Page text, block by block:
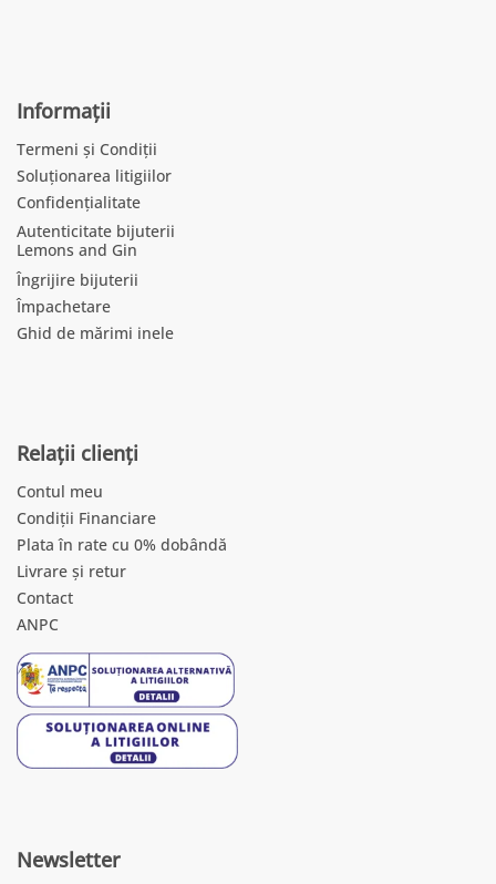
Informații
Termeni și Condiții
Soluționarea litigiilor
Confidențialitate
Autenticitate bijuterii
Lemons and Gin
Îngrijire bijuterii
Împachetare
Ghid de mărimi inele
Relații clienți
Contul meu
Condiții Financiare
Plata în rate cu 0% dobândă
Livrare și retur
Contact
ANPC
Newsletter